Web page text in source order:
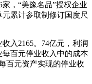
，“美豫名品”授权企业
累计参取制修订国度尺
入2165。74亿元，利润
百元停业收入中的成本
百元资产实现的停业收